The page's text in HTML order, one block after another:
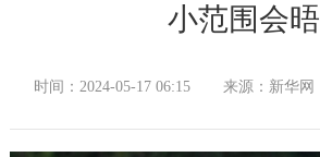
小范围会晤
时间：2024-05-17 06:15 来源：新华网